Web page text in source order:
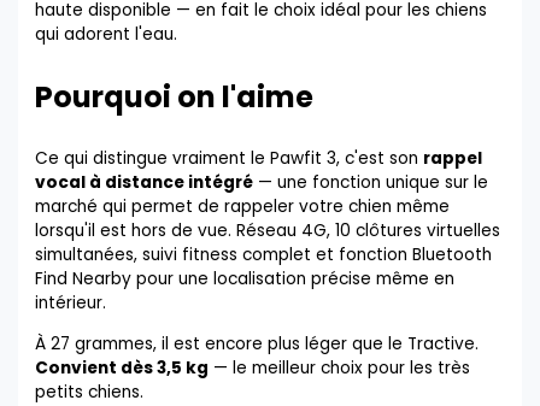
haute disponible — en fait le choix idéal pour les chiens
qui adorent l'eau.
Pourquoi on l'aime
Ce qui distingue vraiment le Pawfit 3, c'est son rappel
vocal à distance intégré — une fonction unique sur le
marché qui permet de rappeler votre chien même
lorsqu'il est hors de vue. Réseau 4G, 10 clôtures virtuelles
simultanées, suivi fitness complet et fonction Bluetooth
Find Nearby pour une localisation précise même en
intérieur.
À 27 grammes, il est encore plus léger que le Tractive.
Convient dès 3,5 kg — le meilleur choix pour les très
petits chiens.